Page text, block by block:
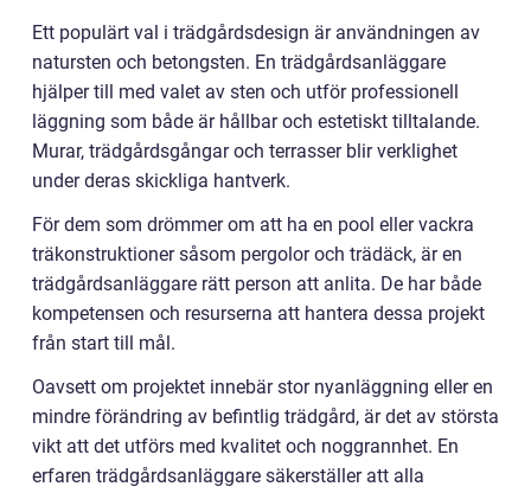
Ett populärt val i trädgårdsdesign är användningen av
natursten och betongsten. En trädgårdsanläggare
hjälper till med valet av sten och utför professionell
läggning som både är hållbar och estetiskt tilltalande.
Murar, trädgårdsgångar och terrasser blir verklighet
under deras skickliga hantverk.
För dem som drömmer om att ha en pool eller vackra
träkonstruktioner såsom pergolor och trädäck, är en
trädgårdsanläggare rätt person att anlita. De har både
kompetensen och resurserna att hantera dessa projekt
från start till mål.
Oavsett om projektet innebär stor nyanläggning eller en
mindre förändring av befintlig trädgård, är det av största
vikt att det utförs med kvalitet och noggrannhet. En
erfaren trädgårdsanläggare säkerställer att alla